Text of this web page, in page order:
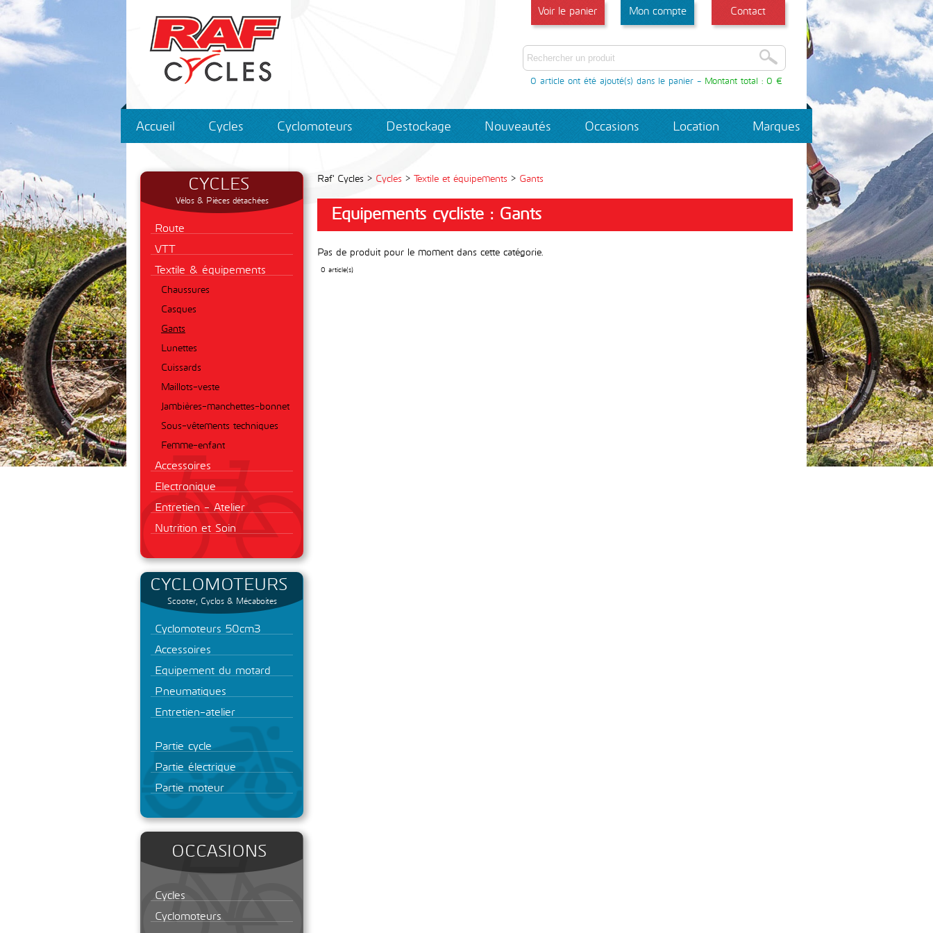
Contact
Mon compte
Voir le panier
0 article ont été ajouté(s) dans le panier - Montant total : 0 €
Accueil Cycles Cyclomoteurs Destockage Nouveautés Occasions Location Marques
CYCLES
Vélos & Pièces détachées
Route
VTT
Textile & équipements
Chaussures
Casques
Gants
Lunettes
Cuissards
Maillots-veste
Jambières-manchettes-bonnet
Sous-vêtements techniques
Femme-enfant
Accessoires
Electronique
Entretien - Atelier
Nutrition et Soin
CYCLOMOTEURS
Scooter, Cyclos & Mécaboites
Cyclomoteurs 50cm3
Accessoires
Equipement du motard
Pneumatiques
Entretien-atelier
Partie cycle
Partie électrique
Partie moteur
OCCASIONS
Cycles
Cyclomoteurs
Raf' Cycles > Cycles > Textile et équipements > Gants
Equipements cycliste : Gants
Pas de produit pour le moment dans cette catégorie.
0 article(s)